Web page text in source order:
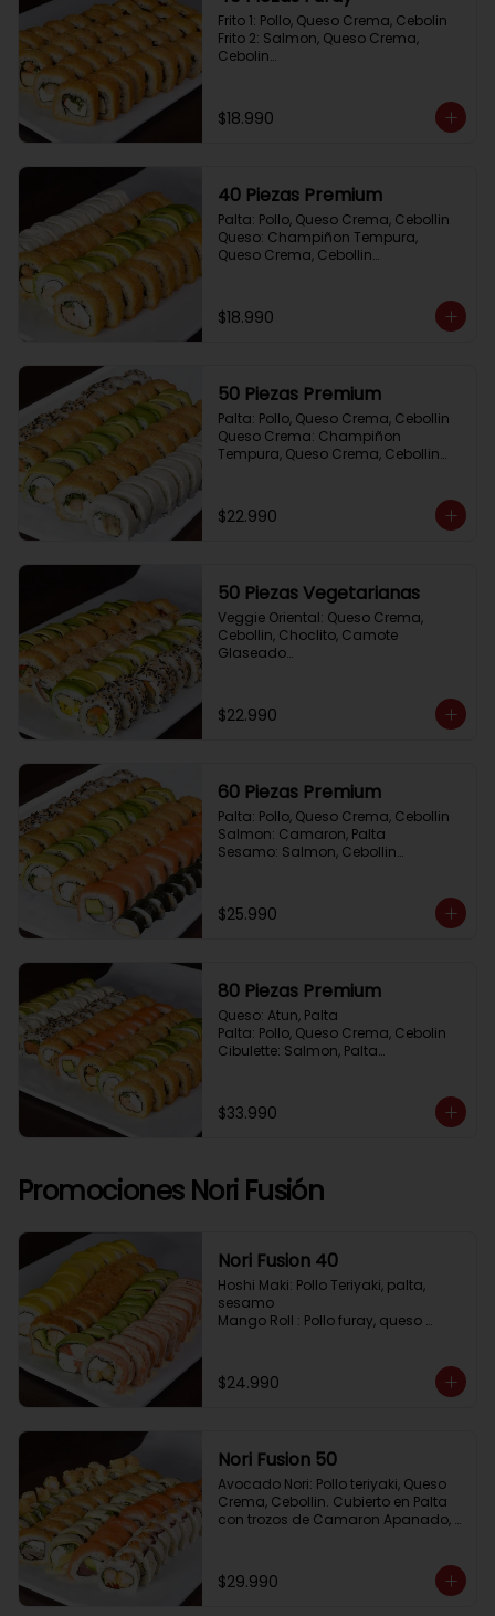
Frito 1: Pollo, Queso Crema, Cebolin
Frito 2: Salmon, Queso Crema,
Cebolin
Frito 4: Kanikama, Queso Crema,
Cebollin
$18.990
40 Piezas Premium
Palta: Pollo, Queso Crema, Cebollin
Queso: Champiñon Tempura,
Queso Crema, Cebollin
Cebollin
$18.990
50 Piezas Premium
Palta: Pollo, Queso Crema, Cebollin
Queso Crema: Champiñon
Tempura, Queso Crema, Cebollin
Cebollin
Frito 2: Pollo, Queso Crema, Cebollin
$22.990
50 Piezas Vegetarianas
Veggie Oriental: Queso Crema,
Cebollin, Choclito, Camote
Glaseado
Avocado Veggie:	Palmito, Choclito,
Queso Crema, Cebollin
Albahaca,  envuelto en almendras
$22.990
60 Piezas Premium
Palta: Pollo, Queso Crema, Cebollin
Salmon: Camaron, Palta
Sesamo: Salmon, Cebollin
Pimenton, Queso Crema
Hosomaki: Pollo Teriyaki
$25.990
80 Piezas Premium
Queso: Atun, Palta
Palta: Pollo, Queso Crema, Cebolin
Cibulette: Salmon, Palta
Frito 1: Champiñon Tempura,
Pimenton, Queso Crema
Cebollin
$33.990
Promociones Nori Fusión
Nori Fusion 40
Hoshi Maki: Pollo Teriyaki, palta,
sesamo
Mango Roll : Pollo furay, queso
Avocado Oriental: Salmon,
Kanikama, Queso crema, cubierto
Salmon, bañado en salsa
Acevichada
$24.990
Nori Fusion 50
Avocado Nori: Pollo teriyaki, Queso
Crema, Cebollin. Cubierto en Palta
con trozos de Camaron Apanado,
Palta, cubierto en Salmon
Shirosakana Oriental: Pescado
$29.990